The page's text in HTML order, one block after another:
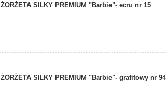
ŻORŻETA SILKY PREMIUM "Barbie"- ecru nr 15
ŻORŻETA SILKY PREMIUM "Barbie"- grafitowy nr 94